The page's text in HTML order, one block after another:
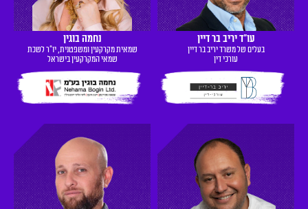
עו"ד יריב בר דיין
בעלים של משרד יריב בר דיין
עורכי דין
נחמה בוגין
שמאית מקרקעין ומשפטנית, יו״ר לשכת
שמאי המקרקעין בישראל